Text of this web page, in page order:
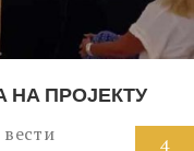
НА ПРОЈЕКТУ
вести 4